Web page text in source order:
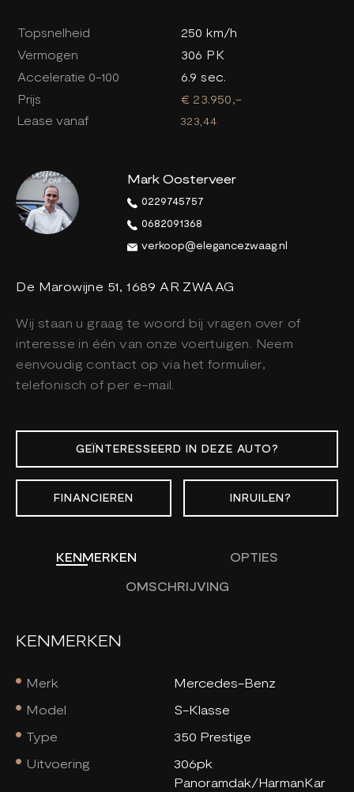
Topsnelheid
250 km/h
Vermogen
306 PK
Acceleratie 0-100
6.9 sec.
Prijs
€ 23.950,-
Lease vanaf
323,44
Mark Oosterveer
0229745757
0682091368
verkoop@elegancezwaag.nl
De Marowijne 51, 1689 AR ZWAAG
Wij staan u graag te woord bij vragen over of
interesse in één van onze voertuigen. Neem
eenvoudig contact op via het formulier,
telefonisch of per e-mail.
GEÏNTERESSEERD IN DEZE AUTO?
FINANCIEREN INRUILEN?
KENMERKEN OPTIES
OMSCHRIJVING
KENMERKEN
Merk
Mercedes-Benz
Model
S-Klasse
Type
350 Prestige
Uitvoering
306pk
Panoramdak/HarmanKar